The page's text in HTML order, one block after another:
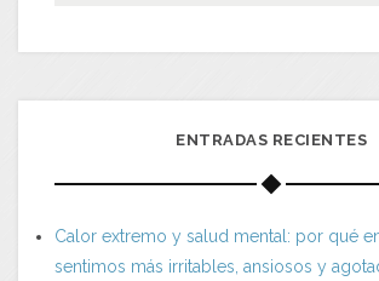
ENTRADAS RECIENTES
Calor extremo y salud mental: por qué
sentimos más irritables, ansiosos y